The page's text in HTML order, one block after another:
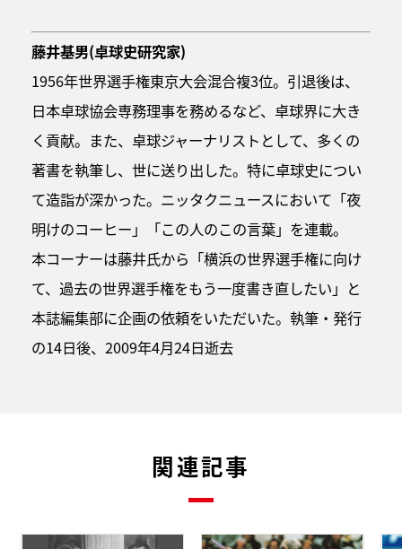
藤井基男(卓球史研究家)
1956年世界選手権東京大会混合複3位。引退後は、
日本卓球協会専務理事を務めるなど、卓球界に大き
く貢献。また、卓球ジャーナリストとして、多くの
著書を執筆し、世に送り出した。特に卓球史につい
て造詣が深かった。ニッタクニュースにおいて「夜
明けのコーヒー」「この人のこの言葉」を連載。
本コーナーは藤井氏から「横浜の世界選手権に向け
て、過去の世界選手権をもう一度書き直したい」と
本誌編集部に企画の依頼をいただいた。執筆・発行
の14日後、2009年4月24日逝去
関連記事